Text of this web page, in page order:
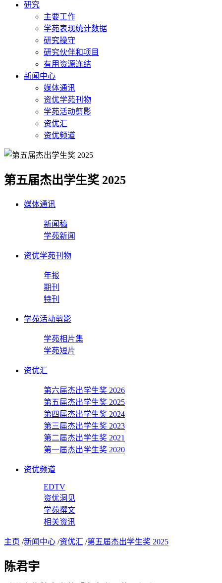
研究
主要工作
学苑表现统计数据
研究操守
研究伙伴和项目
有用资源连结
新闻中心
媒体通讯
资优学苑刊物
学苑活动剪影
资优汇
资优频道
第五届杰出学生奖 2025
媒体通讯
新闻稿
学苑新闻
资优学苑刊物
年报
期刊
特刊
学苑活动剪影
学苑相片集
学苑短片
资优汇
第六届杰出学生奖 2026
第五届杰出学生奖 2025
第四届杰出学生奖 2024
第三届杰出学生奖 2023
第二届杰出学生奖 2021
第一届杰出学生奖 2020
资优频道
EDTV
资优洞见
学苑撰文
相关资讯
主页 /新闻中心 /资优汇 /第五届杰出学生奖 2025
陈君宇